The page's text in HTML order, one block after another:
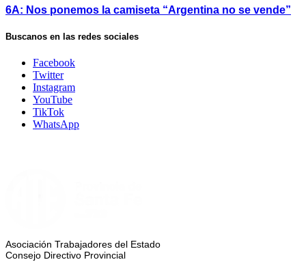
6A: Nos ponemos la camiseta “Argentina no se vende”
Buscanos en las redes sociales
Facebook
Twitter
Instagram
YouTube
TikTok
WhatsApp
Asociación Trabajadores del Estado
Consejo Directivo Provincial